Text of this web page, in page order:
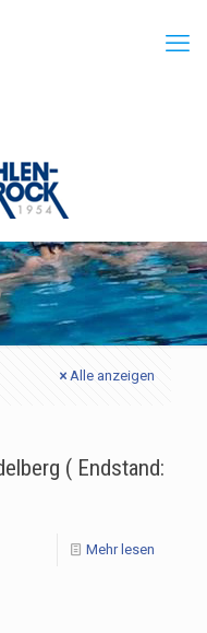
Alle anzeigen
( Endstand:
Mehr lesen